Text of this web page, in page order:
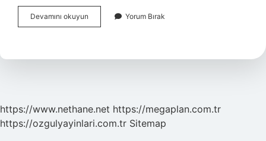
Devamını okuyun
Ülkemizde
Mi
Yorum Bırak
https://www.nethane.net https://megaplan.com.tr
https://ozgulyayinlari.com.tr Sitemap